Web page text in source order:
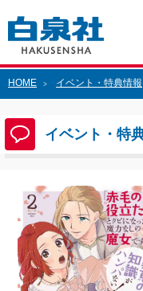
HOME > イベント・特典情報
イベント・特